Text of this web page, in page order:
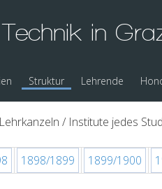
in
Struktur Lehrende
/ Institute jedes
1898/1899 1899/1900